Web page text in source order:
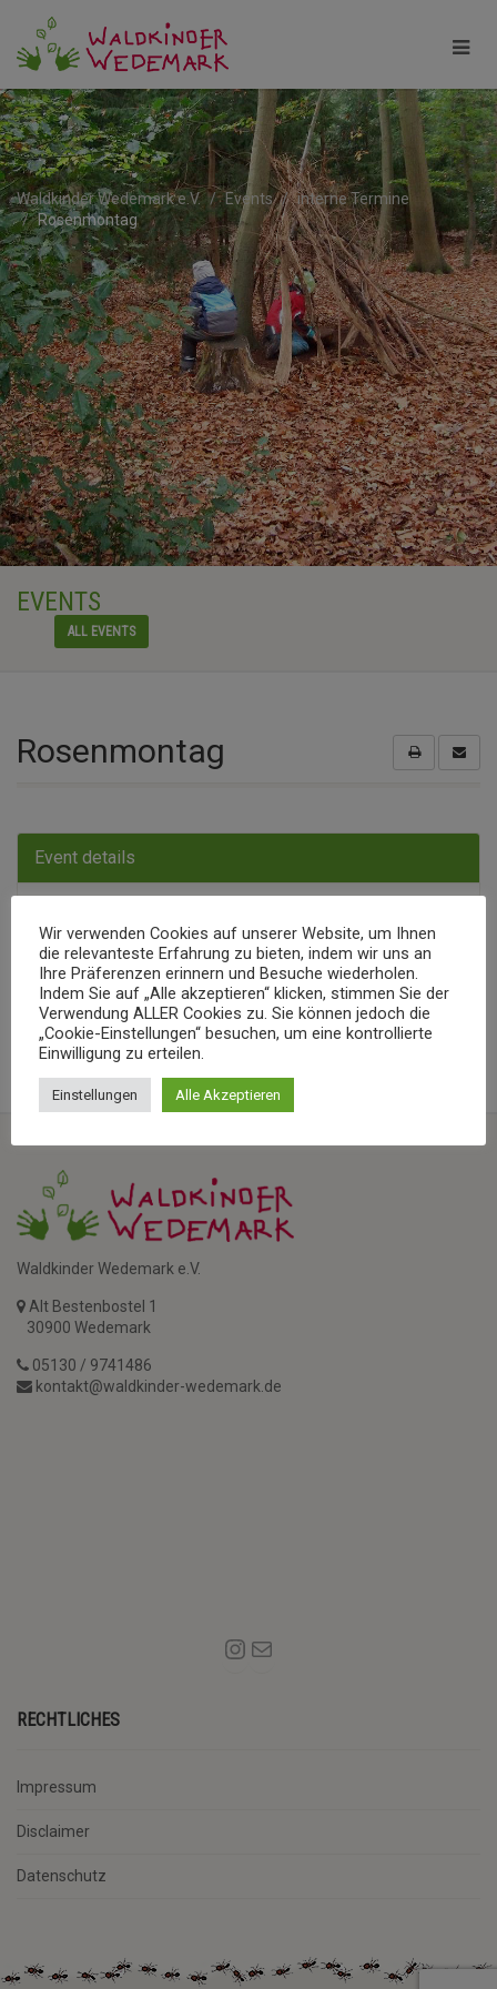
Waldkinder Wedemark e.V. Events
interne Termine
Rosenmontag
EVENTS
ALL EVENTS
Rosenmontag
Event details
Den ganzen Tag
SAVE EVENT TO CALENDAR
Waldkinder Wedemark e.V.
Alt Bestenbostel 1
30900 Wedemark
05130 / 9741486
kontakt@waldkinder-wedemark.de
RECHTLICHES
Impressum
Disclaimer
Datenschutz
Wir verwenden Cookies auf unserer Website, um Ihnen
die relevanteste Erfahrung zu bieten, indem wir uns an
Ihre Präferenzen erinnern und Besuche wiederholen.
Indem Sie auf „Alle akzeptieren“ klicken, stimmen Sie der
Verwendung ALLER Cookies zu. Sie können jedoch die
„Cookie-Einstellungen“ besuchen, um eine kontrollierte
Einwilligung zu erteilen.
Einstellungen Alle Akzeptieren